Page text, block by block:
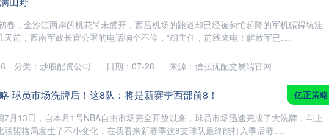
春，金沙江两岸的桃花尚未盛开，西昌机场的跑道却已经被匆忙起降的军机碾得坑洼
天前，西南军政长官公署的电话响个不停，“胡主任，前线来电！解放军已....
日期：07-28 来源：信弘优配交易端官网
分类： 炒股配资公司
球员市场洗牌后！这8队：将是新赛季西部前8！
7月13日，自本月1号NBA自由市场完全开放以来，球员市场迅速完成了大洗牌，与上
联盟格局发生了不小变化，在我看来新赛季这8支球队最终能打入季后赛....
亿正策略